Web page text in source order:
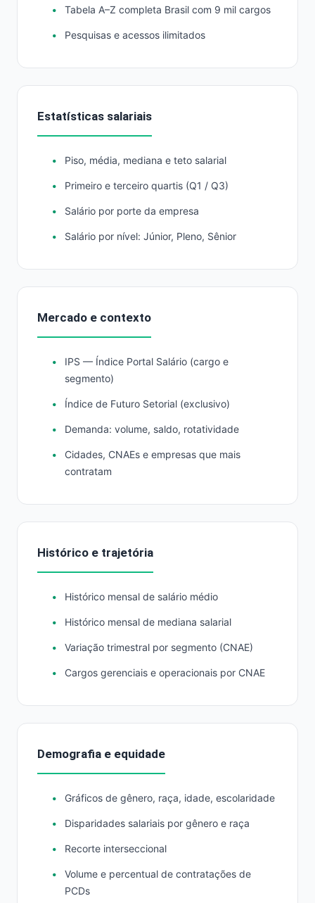
Tabela A–Z completa Brasil com 9 mil cargos
Pesquisas e acessos ilimitados
Estatísticas salariais
Piso, média, mediana e teto salarial
Primeiro e terceiro quartis (Q1 / Q3)
Salário por porte da empresa
Salário por nível: Júnior, Pleno, Sênior
Mercado e contexto
IPS — Índice Portal Salário (cargo e
segmento)
Índice de Futuro Setorial (exclusivo)
Demanda: volume, saldo, rotatividade
Cidades, CNAEs e empresas que mais
contratam
Histórico e trajetória
Histórico mensal de salário médio
Histórico mensal de mediana salarial
Variação trimestral por segmento (CNAE)
Cargos gerenciais e operacionais por CNAE
Demografia e equidade
Gráficos de gênero, raça, idade, escolaridade
Disparidades salariais por gênero e raça
Recorte interseccional
Volume e percentual de contratações de
PCDs